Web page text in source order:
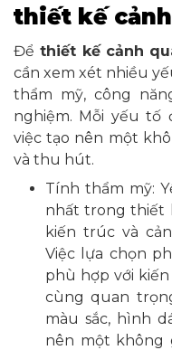
thiết kế
Để thiết kế cảnh
cần xem xét nhiều
thẩm mỹ, công
nghiệm. Mỗi yếu
việc tạo nên một
và thu hút.
Tính thẩm mỹ:
nhất trong thiết
kiến trúc và
Việc lựa chọn
phù hợp với
cùng quan
màu sắc, hình
nên một không